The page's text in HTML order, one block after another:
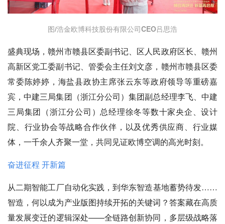
图/浩金欧博科技股份有限公司CEO吕思浩
盛典现场，赣州市赣县区委副书记、区人民政府区长、赣州
高新区党工委副书记、管委会主任刘文彦，赣州市赣县区委
常委陈婷婷，海盐县政协主席张云东等政府领导等重磅嘉
宾，中建三局集团（浙江分公司）集团副总经理李飞、中建
三局集团（浙江分公司）总经理徐冬等数十家央企、设计
院、行业协会等战略合作伙伴，以及优秀供应商、行业媒
体，一千余人齐聚一堂，共同见证欧博空调的高光时刻。
奋进征程 开新篇
从二期智能工厂自动化实践，到华东智造基地蓄势待发……
智造，何以成为产业版图持续开拓的关键词？答案藏在高质
量发展变迁的逻辑深处——全链路创新协同，多层级战略落